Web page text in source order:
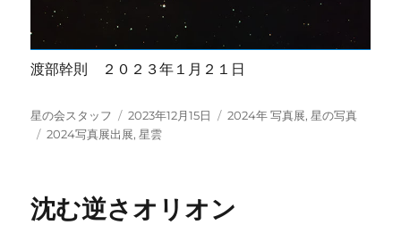
渡部幹則 ２０２３年１月２１日
投
稿
星の会スタッフ
投
稿
2023年12月15日
カ
2024年 写真展,星の写真
タ
2024写真展出展,星雲
沈む逆さオリオン